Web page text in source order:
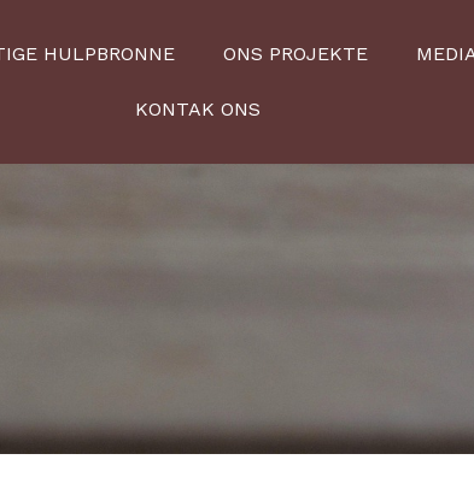
HULPBRONNE ONS PROJEKTE
KONTAK ONS